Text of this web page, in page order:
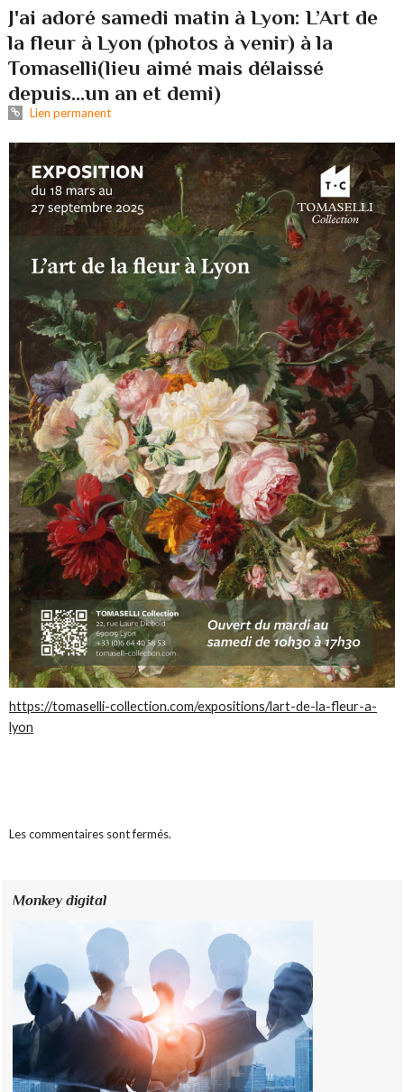
J'ai adoré samedi matin à Lyon: L’Art de
la fleur à Lyon (photos à venir) à la
Tomaselli(lieu aimé mais délaissé
depuis...un an et demi)
Lien permanent
https://tomaselli-collection.com/expositions/lart-de-la-fleur-a-
lyon
Les commentaires sont fermés.
Monkey digital